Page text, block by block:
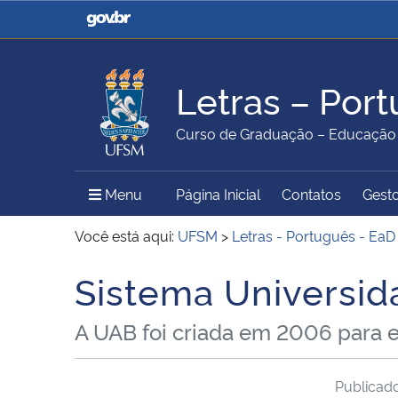
Casa Civil
Ministério da Justiça e
Ministério da Agricultura,
Pecuária e Abastecimento
Ministério da Educação
Ministério do Meio Ambiente Ministério do Turismo
Secretaria de Governo
Gabinete de Segurança
Institucional
Letras –
Curso de Graduação – Educação
Menu Menu Principal do Sítio
Página Inicial Contatos
Você está aqui: UFSM > Letras - Português - EaD
Início do conteúdo
Sistema
A UAB foi criada em 2006 para